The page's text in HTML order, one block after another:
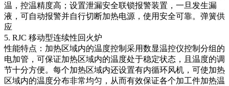
温，控温精度高；设置泄漏安全联锁报警装置，一旦发生漏
液，可自动报警并自行切断加热电源，使用安全可靠。弹簧供
应
5. RJC 移动型连续性回火炉
性能特点：加热区域内的温度控制采用数显温控仪控制分组的
电加管，可保证加热区域内的温度处于稳定状态，且温度的调
节十分方便。每个加热区域内还设置有内循环风机，可使加热
区域内的温度分布非常均匀，从而有效保证各个加工件加热温